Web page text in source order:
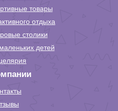
товары
отдыха
столики
детей